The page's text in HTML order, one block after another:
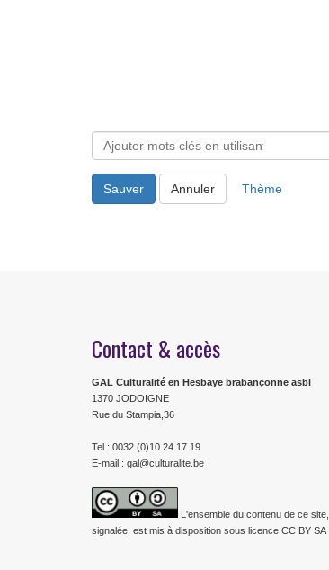
Sauver Annuler Thème
Contact & accès
GAL Culturalité en Hesbaye brabançonne asbl
1370 JODOIGNE
Rue du Stampia,36
Tel : 0032 (0)10 24 17 19
E-mail : gal@culturalite.be
L'ensemble du contenu de ce
signalée, est mis à disposition sous licence CC BY SA